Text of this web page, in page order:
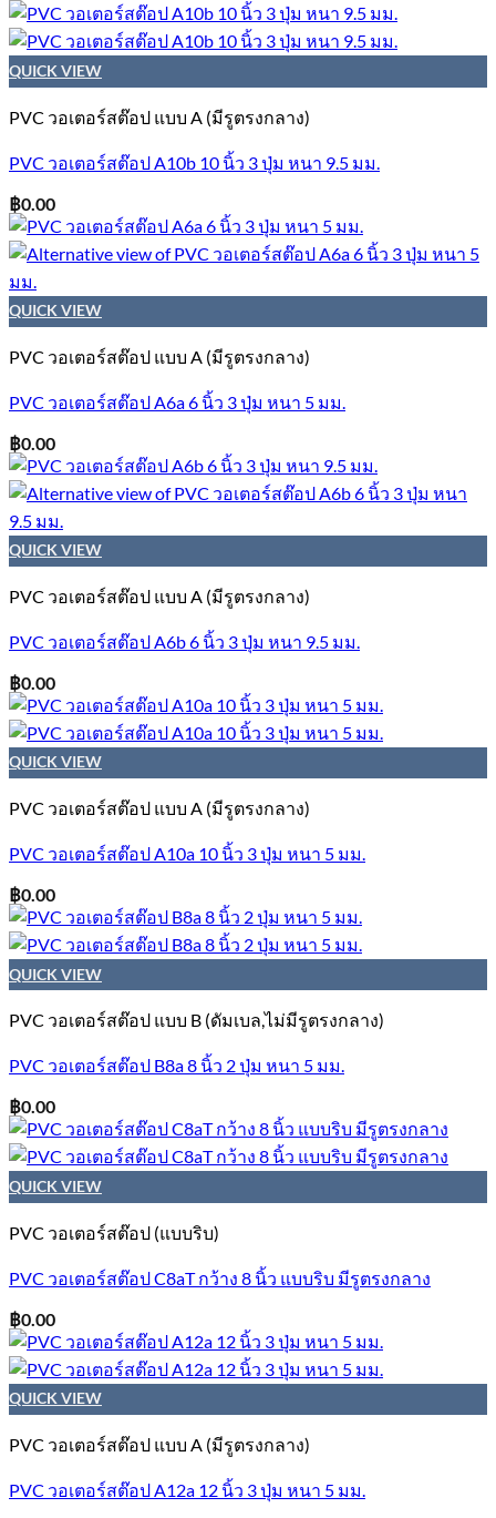
QUICK VIEW
PVC วอเตอร์สต๊อป แบบ A (มีรูตรงกลาง)
PVC วอเตอร์สต๊อป A10b 10 นิ้ว 3 ปุ่ม หนา 9.5 มม.
฿0.00
QUICK VIEW
PVC วอเตอร์สต๊อป แบบ A (มีรูตรงกลาง)
PVC วอเตอร์สต๊อป A6a 6 นิ้ว 3 ปุ่ม หนา 5 มม.
฿0.00
QUICK VIEW
PVC วอเตอร์สต๊อป แบบ A (มีรูตรงกลาง)
PVC วอเตอร์สต๊อป A6b 6 นิ้ว 3 ปุ่ม หนา 9.5 มม.
฿0.00
QUICK VIEW
PVC วอเตอร์สต๊อป แบบ A (มีรูตรงกลาง)
PVC วอเตอร์สต๊อป A10a 10 นิ้ว 3 ปุ่ม หนา 5 มม.
฿0.00
QUICK VIEW
PVC วอเตอร์สต๊อป แบบ B (ดัมเบล,ไม่มีรูตรงกลาง)
PVC วอเตอร์สต๊อป B8a 8 นิ้ว 2 ปุ่ม หนา 5 มม.
฿0.00
QUICK VIEW
PVC วอเตอร์สต๊อป (แบบริบ)
PVC วอเตอร์สต๊อป C8aT กว้าง 8 นิ้ว แบบริบ มีรูตรงกลาง
฿0.00
QUICK VIEW
PVC วอเตอร์สต๊อป แบบ A (มีรูตรงกลาง)
PVC วอเตอร์สต๊อป A12a 12 นิ้ว 3 ปุ่ม หนา 5 มม.